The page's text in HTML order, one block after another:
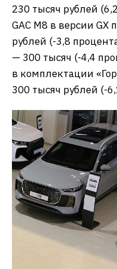
230 тысяч рублей
GAC M8 в версии GX
рублей (-3,8
— 300 тысяч (-4,4
в комплектации
300 тысяч рублей (-